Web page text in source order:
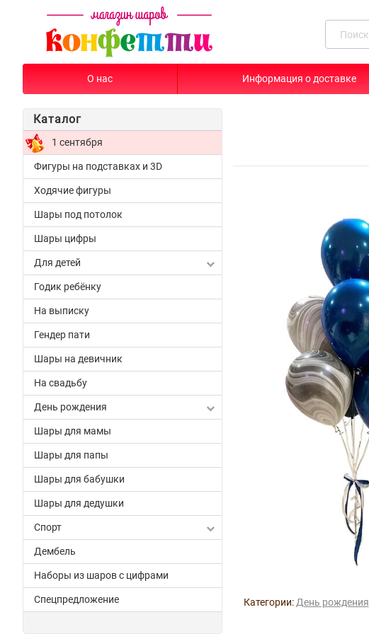
О нас Информация о доставке
Каталог
1 сентября
Фигуры на подставках и 3D
Ходячие фигуры
Шары под потолок
Шары цифры
Для детей
Годик ребёнку
На выписку
Гендер пати
Шары на девичник
На свадьбу
День рождения
Шары для мамы
Шары для папы
Шары для бабушки
Шары для дедушки
Спорт
Дембель
Наборы из шаров с цифрами
Спецпредложение Категории: День рождения